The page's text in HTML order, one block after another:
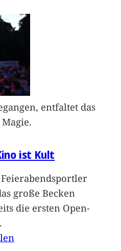
entfaltet das
ist Kult
große Becken
die ersten Open-